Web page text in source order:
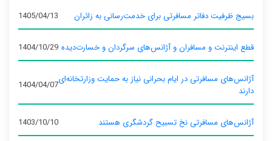
بسیج ظرفیت دفاتر مسافرتی برای خدمت‌رسانی به زائران 1405/04/13
قطع اینترنت و مسافران و آژانس‌های سرگردان و خسارت‌دیده 1404/10/29
آژانس‌های مسافرتی در ایام بحرانی نیاز به حمایت وزارتخانه‌ای
دارند
1404/04/07
آژانس‌های مسافرتی نخ تسبیح گردشگری هستند 1403/10/10